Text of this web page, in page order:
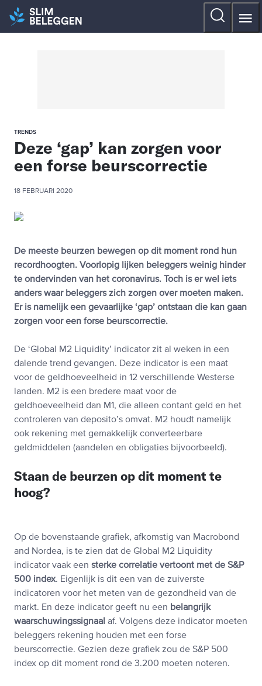
TRENDS
Deze ‘gap’ kan zorgen voor
een forse beurscorrectie
18 FEBRUARI 2020
De meeste beurzen bewegen op dit moment rond hun
recordhoogten. Voorlopig lijken beleggers weinig hinder
te ondervinden van het coronavirus. Toch is er wel iets
anders waar beleggers zich zorgen over moeten maken.
Er is namelijk een gevaarlijke ‘gap’ ontstaan die kan gaan
zorgen voor een forse beurscorrectie.
De ‘Global M2 Liquidity’ indicator zit al weken in een
dalende trend gevangen. Deze indicator is een maat
voor de geldhoeveelheid in 12 verschillende Westerse
landen. M2 is een bredere maat voor de
geldhoeveelheid dan M1, die alleen contant geld en het
controleren van deposito’s omvat. M2 houdt namelijk
ook rekening met gemakkelijk converteerbare
geldmiddelen (aandelen en obligaties bijvoorbeeld).
Staan de beurzen op dit moment te
hoog?
Op de bovenstaande grafiek, afkomstig van Macrobond
and Nordea, is te zien dat de Global M2 Liquidity
indicator vaak een sterke correlatie vertoont met de S&P
500 index. Eigenlijk is dit een van de zuiverste
indicatoren voor het meten van de gezondheid van de
markt. En deze indicator geeft nu een belangrijk
waarschuwingssignaal af. Volgens deze indicator moeten
beleggers rekening houden met een forse
beurscorrectie. Gezien deze grafiek zou de S&P 500
index op dit moment rond de 3.200 moeten noteren.